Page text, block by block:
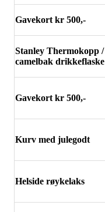
Gavekort kr 500,-
Stanley Thermokopp /
camelbak drikkeflaske
Gavekort kr 500,-
Kurv med julegodt
Helside røykelaks